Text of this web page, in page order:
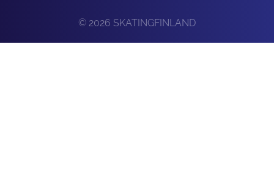
© 2026 SKATINGFINLAND